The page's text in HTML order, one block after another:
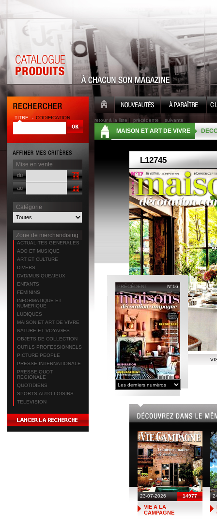
TITRE CODIFICATION
Mise en vente
du
au
Catégorie
Zone de merchandising
ACTUALITES GENERALES
ADO ET MUSIQUE
ART ET CULTURE
DIVERS
DVD/MUSIQUE/JEUX
ENFANTS
FEMININS
INFORMATIQUE ET
NUMERIQUE
LUDIQUES
MAISON ET ART DE VIVRE
NATURE ET VOYAGES
OBJETS DE COLLECTION
OUTILS PROFESSIONNELS
PICTURE PEOPLE
PRESSE INTERNATIONALE
PRESSE QUOT
REGIONALE
QUOTIDIENS
SPORTS-AUTO-LOISIRS
TELEVISION
retour à la liste | précédente | suivante
MAISON ET ART DE VIVRE
PRÉCÉDENT N°16
23-07-2026 14977
VIE A LA
CAMPAGNE